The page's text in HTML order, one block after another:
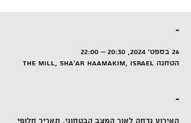
-
26 בספט׳ 2024, 20:30 – 22:00
הטחנה The Mill, Sha'ar HaAmakim, Israel
-
האירוע נדחה לאור המצב הבטחוני. תאריך חלופי